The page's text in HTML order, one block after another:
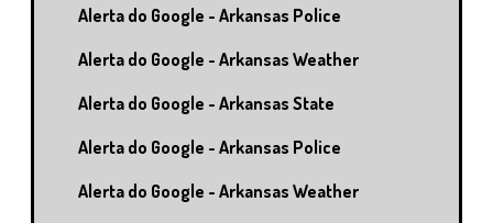
Alerta do Google - Arkansas Police
Alerta do Google - Arkansas Weather
Alerta do Google - Arkansas State
Alerta do Google - Arkansas Police
Alerta do Google - Arkansas Weather